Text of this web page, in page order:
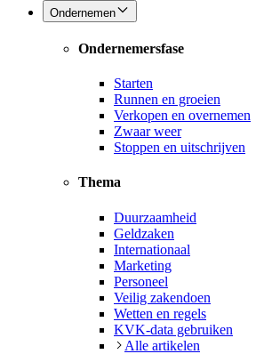
Ondernemen
Ondernemersfase
Starten
Runnen en groeien
Verkopen en overnemen
Zwaar weer
Stoppen en uitschrijven
Thema
Duurzaamheid
Geldzaken
Internationaal
Marketing
Personeel
Veilig zakendoen
Wetten en regels
KVK-data gebruiken
Alle artikelen